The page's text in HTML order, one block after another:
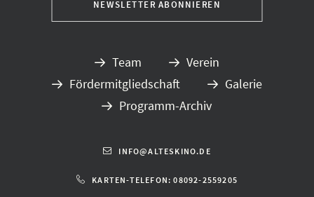
Team
Verein
Fördermitgliedschaft
Galerie
Programm-Archiv
INFO@ALTESKINO.DE
KARTEN-TELEFON: 08092-2559205